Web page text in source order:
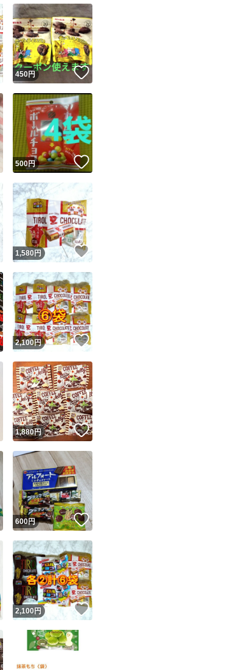
このユーザーは高頻度で24時間以内に発送しています
このユーザーは設定した発送日数内に発送しています
いいね！
450円
いいね！
500円
いいね！
1,580円 いいね！
いいね！
2,100円 いいね！
いいね！
1,880円 いいね！
いいね！
600円 いいね！
いいね！
2,100円 いいね！